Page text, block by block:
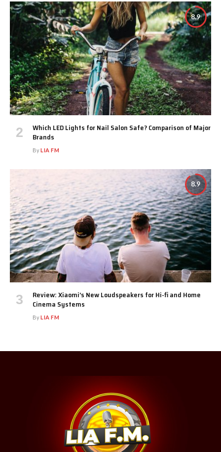
8.9
Which LED Lights for Nail Salon Safe? Comparison of Major
Brands
ByLIA FM
8.9
Review: Xiaomi’s New Loudspeakers for Hi-fi and Home
Cinema Systems
ByLIA FM